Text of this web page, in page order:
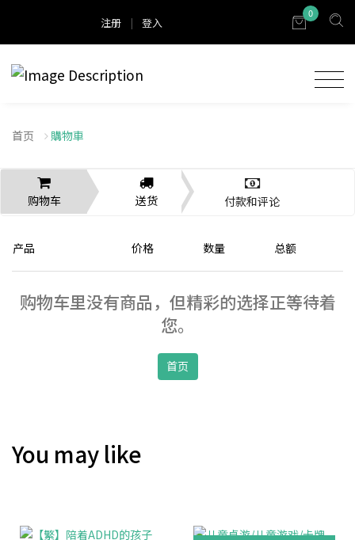
注册 | 登入
0
首页 購物車
购物车 送货 付款和评论
产品 价格 数量 总额
购物车里没有商品，但精彩的选择正等待着
您。
首页
You may like